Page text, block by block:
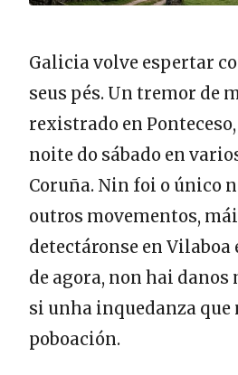
Galicia volve espertar
seus pés. Un tremor de
rexistrado en
noite do sábado en
Coruña. Nin foi o único
outros movementos,
detectáronse en Vilaboa
de agora, non hai
si unha inquedanza que
poboación.